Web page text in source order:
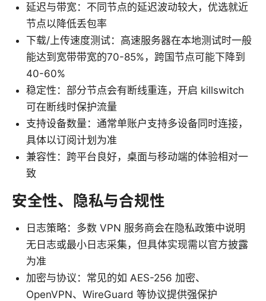
延迟与带宽：不同节点的延迟波动较大，优选就近
节点以降低丢包率
下载/上传速度测试：高速服务器在本地测试时一般
能达到宽带带宽的70-85%，跨国节点可能下降到
40-60%
稳定性：部分节点会有断线重连，开启 killswitch
可在断线时保护流量
支持设备数量：通常单账户支持多设备同时连接，
具体以订阅计划为准
兼容性：跨平台良好，桌面与移动端的体验相对一
致
安全性、隐私与合规性
日志策略：多数 VPN 服务商会在隐私政策中说明
无日志或最小日志采集，但具体实现需以官方披露
为准
加密与协议：常见的如 AES-256 加密、
OpenVPN、WireGuard 等协议提供强保护